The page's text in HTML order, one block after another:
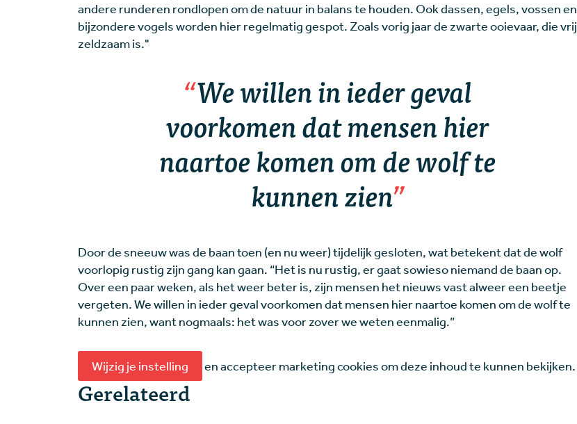
andere runderen rondlopen om de natuur in balans te houden. Ook dassen, egels, vossen en
bijzondere vogels worden hier regelmatig gespot. Zoals vorig jaar de zwarte ooievaar, die vrij
zeldzaam is."
We willen in ieder geval
voorkomen dat mensen hier
naartoe komen om de wolf te
kunnen zien
Door de sneeuw was de baan toen (en nu weer) tijdelijk gesloten, wat betekent dat de wolf
voorlopig rustig zijn gang kan gaan. “Het is nu rustig, er gaat sowieso niemand de baan op.
Over een paar weken, als het weer beter is, zijn mensen het nieuws vast alweer een beetje
vergeten. We willen in ieder geval voorkomen dat mensen hier naartoe komen om de wolf te
kunnen zien, want nogmaals: het was voor zover we weten eenmalig.”
Wijzig je instelling en accepteer marketing cookies om deze inhoud te kunnen bekijken.
Gerelateerd